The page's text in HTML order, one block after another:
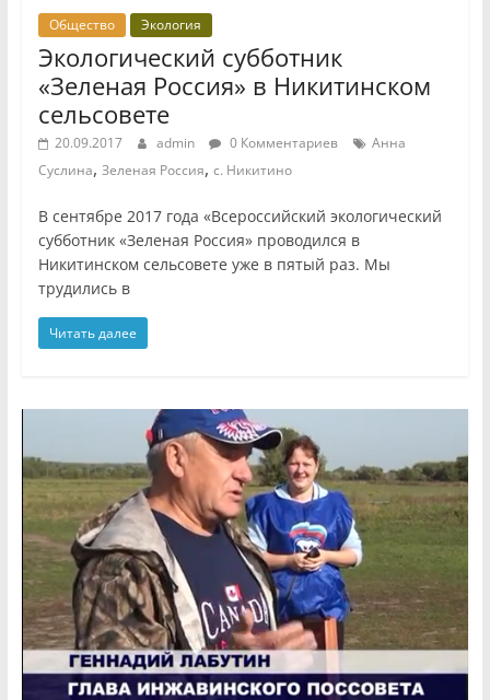
Общество Экология
Экологический субботник
«Зеленая Россия» в Никитинском
сельсовете
20.09.2017 admin 0 Комментариев
Анна
Суслина, Зеленая Россия, с. Никитино
В сентябре 2017 года «Всероссийский экологический
субботник «Зеленая Россия» проводился в
Никитинском сельсовете уже в пятый раз. Мы
трудились в
Читать далее